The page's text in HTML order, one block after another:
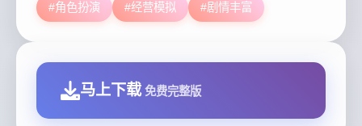
#角色扮演 #经营模拟 #剧情丰富
马上下载 免费完整版